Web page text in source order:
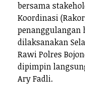
bersama
Koordinasi
penanggulangan
dilaksanakan
Rawi Polres
dipimpin
Ary Fadli.